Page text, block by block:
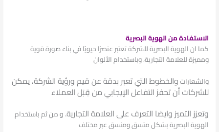
الاستفادة من الهوية البصرية
كما ان الهوية البصرية للشركة تعتبر عنصرًا حيويًا في بناء صورة قوية
ومميزة للعلامة التجارية، وباستخدام الألوان
والشعاراتوالخطوط التي تعبر بدقة عن قيم ورؤية الشركة، يمكن
للشركات أن تحفز التفاعل الإيجابي من قِبَل العملاء
وتعزز التميزوايضا التعرف على العلامة التجارية.و من ثم باستخدام
الهوية البصرية بشكل متسق ومنسق عبر مختلف